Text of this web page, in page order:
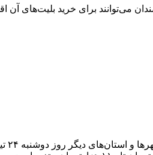
شهر ارومیه روی صحنه برود و علاقمندان می‌توانند برای خرید
گروه